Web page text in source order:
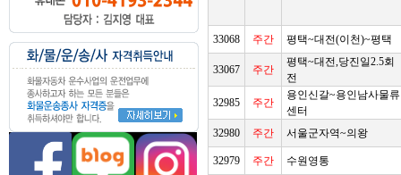
33068 주간 평택~대전(이천)~평택
33067 주간
평택~대전,당진일2.5회
전
32985
주간
용인신갈~용인남사물류
센터
32980
주간 서울군자역~의왕
32979 주간 수원영통